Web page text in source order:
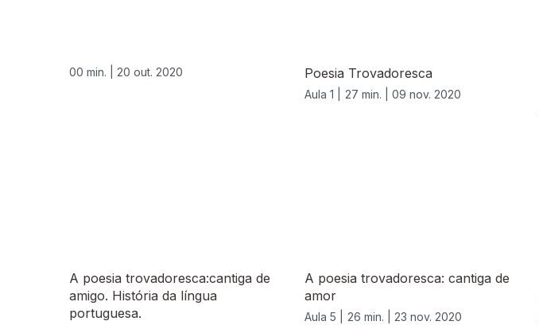
00 min. | 20 out. 2020 Poesia Trovadoresca
Aula 1 | 27 min. | 09 nov. 2020
A poesia trovadoresca:cantiga de
amigo. História da língua
portuguesa.
A poesia trovadoresca: cantiga de
amor
Aula 5 | 26 min. | 23 nov. 2020